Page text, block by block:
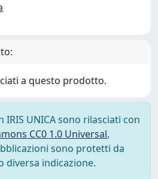
a questo prodotto.
UNICA sono rilasciati con
CC0 1.0 Universal,
sono protetti da
diversa indicazione.